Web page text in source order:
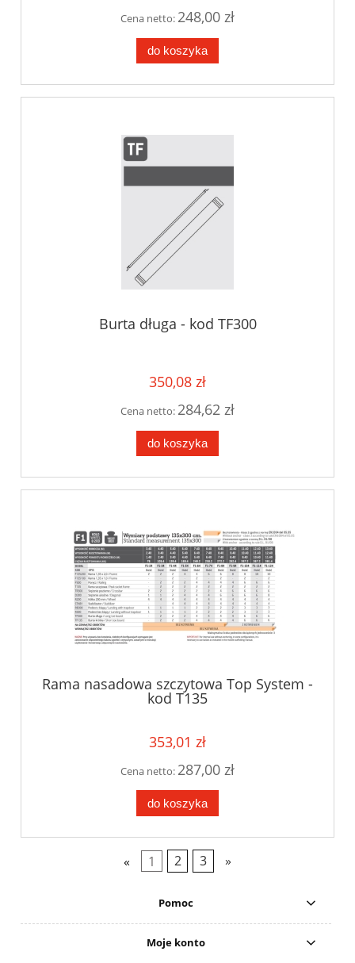
Cena netto: 248,00 zł
do koszyka
Burta długa - kod TF300
350,08 zł
Cena netto: 284,62 zł
do koszyka
Rama nasadowa szczytowa Top System -
kod T135
353,01 zł
Cena netto: 287,00 zł
do koszyka
« 1 2 3 »
Pomoc
Moje konto